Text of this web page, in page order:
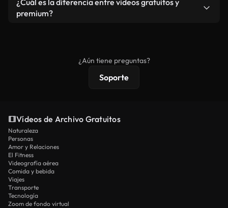
vídeos. Solo asegúrese de que el producto final no
¿Cuál es la diferencia entre videos gratuitos y
premium?
protecciones de licencia extendidas.
¿Aún tiene preguntas?
Soporte
Vídeos de Archivo Gratuitos
Naturaleza
Personas
Amor y Relaciones
El Fitness
Videografía aérea
Comida y bebida
Viajes
Transporte
Tecnología
Zoom de fondo virtual